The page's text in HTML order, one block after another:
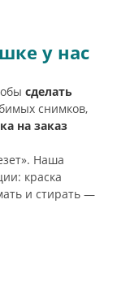
у нас
сделать
снимков,
на заказ
Наша
краска
и стирать —